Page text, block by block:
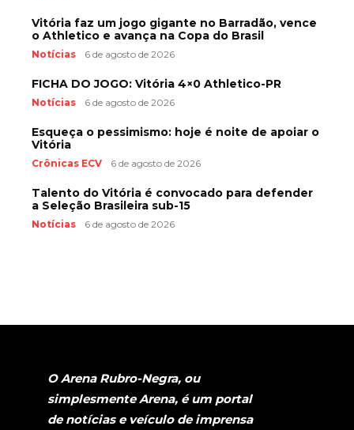
Vitória faz um jogo gigante no Barradão, vence
o Athletico e avança na Copa do Brasil
Notícias 6 de agosto de 2026
FICHA DO JOGO: Vitória 4×0 Athletico-PR
Notícias 6 de agosto de 2026
Esqueça o pessimismo: hoje é noite de apoiar o
Vitória
Crônicas ECV 6 de agosto de 2026
Talento do Vitória é convocado para defender
a Seleção Brasileira sub-15
Notícias 6 de agosto de 2026
O Arena Rubro-Negra, ou
simplesmente Arena, é um portal
de notícias e veículo de imprensa